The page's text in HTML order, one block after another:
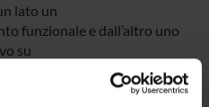
lato un
funzionale e dall’altro uno
su